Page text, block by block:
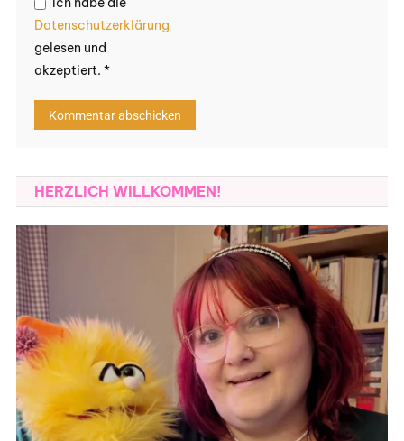
Datenschutzerklärung
gelesen und
akzeptiert. *
HERZLICH WILLKOMMEN!